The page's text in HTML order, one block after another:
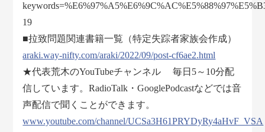
19
■拉致問題関連書籍一覧（特定失踪者家族会作成）
araki.way-nifty.com/araki/2022/09/post-cf6ae2.html
★代表荒木のYouTubeチャンネル 毎日5～10分配
信しています。RadioTalk・GooglePodcastなどでは音
声配信で聞くことができます。
www.youtube.com/channel/UCSa3H61PRYDyRy4aHvF_VSA